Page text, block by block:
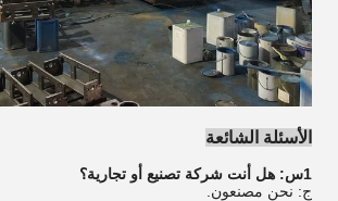
الأسئلة الشائعة
1س: هل أنت شركة تصنيع أو تجارية؟
ج: نحن مصنعون.